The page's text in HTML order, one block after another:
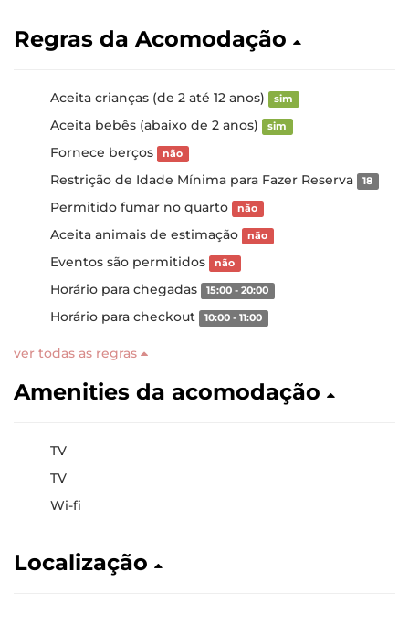
Regras da Acomodação
Aceita crianças (de 2 até 12 anos) sim
Aceita bebês (abaixo de 2 anos) sim
Fornece berços não
Restrição de Idade Mínima para Fazer Reserva 18
Permitido fumar no quarto não
Aceita animais de estimação não
Eventos são permitidos não
Horário para chegadas 15:00 - 20:00
Horário para checkout 10:00 - 11:00
ver todas as regras
Amenities da acomodação
TV
TV
Wi-fi
Localização